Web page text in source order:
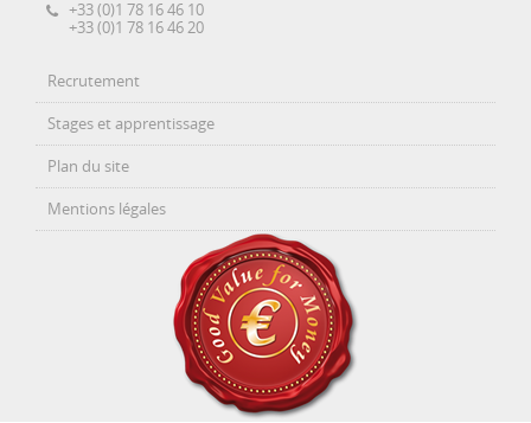
+33 (0)1 78 16 46 10
+33 (0)1 78 16 46 20
Recrutement
Stages et apprentissage
Plan du site
Mentions légales